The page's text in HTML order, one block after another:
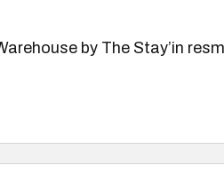
by The Stay’in